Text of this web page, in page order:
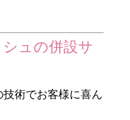
ュの併設サ
術でお客様に喜ん